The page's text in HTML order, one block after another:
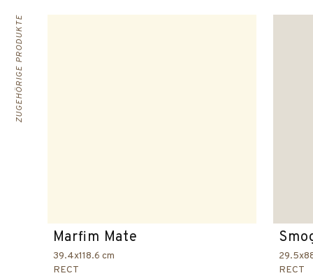
ZUGEHÖRIGE PRODUKTE
Marfim Mate
39.4x118.6 cm
RECT
RECT